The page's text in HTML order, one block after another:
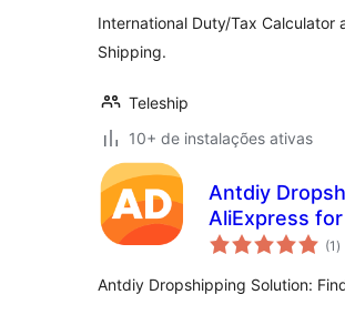
International Duty/Tax Calculator
Shipping.
Teleship
10+ de instalações ativas
Antdiy
AliExpress
(1de
)
Antdiy Dropshipping Solution: